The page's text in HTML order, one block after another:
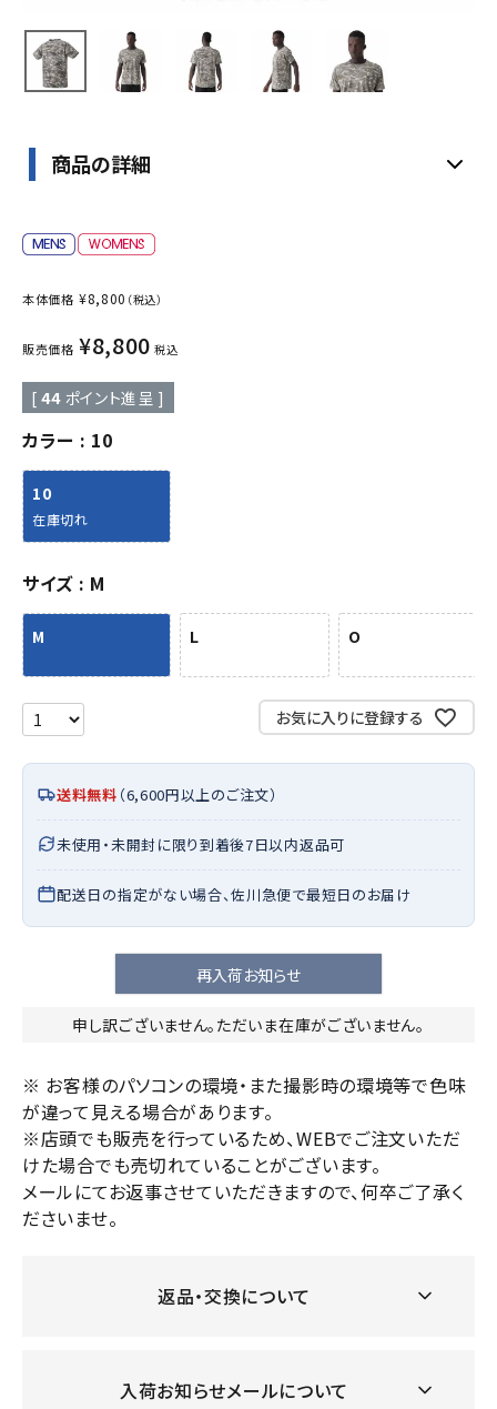
商品の詳細
本体価格 ¥8,800 （税込）
販売価格 ¥8,800 税込
[ 44 ポイント進呈 ]
カラー 10
10
在庫切れ
サイズ M
M L O
お気に入りに登録する
送料無料 （6,600円以上のご注文）
未使用・未開封に限り到着後7日以内返品可
配送日の指定がない場合、佐川急便で最短日のお届け
再入荷お知らせ
申し訳ございません。ただいま在庫がございません。
※ お客様のパソコンの環境・また撮影時の環境等で色味
が違って見える場合があります。
※店頭でも販売を行っているため、WEBでご注文いただ
けた場合でも売切れていることがございます。
メールにてお返事させていただきますので、何卒ご了承く
ださいませ。
返品・交換について
入荷お知らせメールについて